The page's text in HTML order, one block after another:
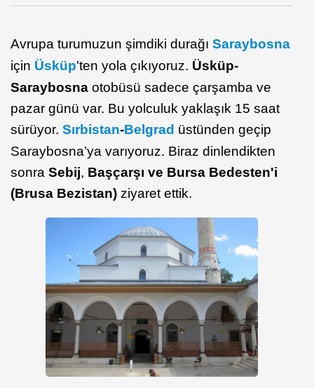
Avrupa turumuzun şimdiki durağı Saraybosna
için Üsküp'ten yola çıkıyoruz. Üsküp-
Saraybosna otobüsü sadece çarşamba ve
pazar günü var. Bu yolculuk yaklaşık 15 saat
sürüyor. Sırbistan-Belgrad üstünden geçip
Saraybosna’ya varıyoruz. Biraz dinlendikten
sonra Sebij, Başçarşı ve Bursa Bedesten'i
(Brusa Bezistan) ziyaret ettik.